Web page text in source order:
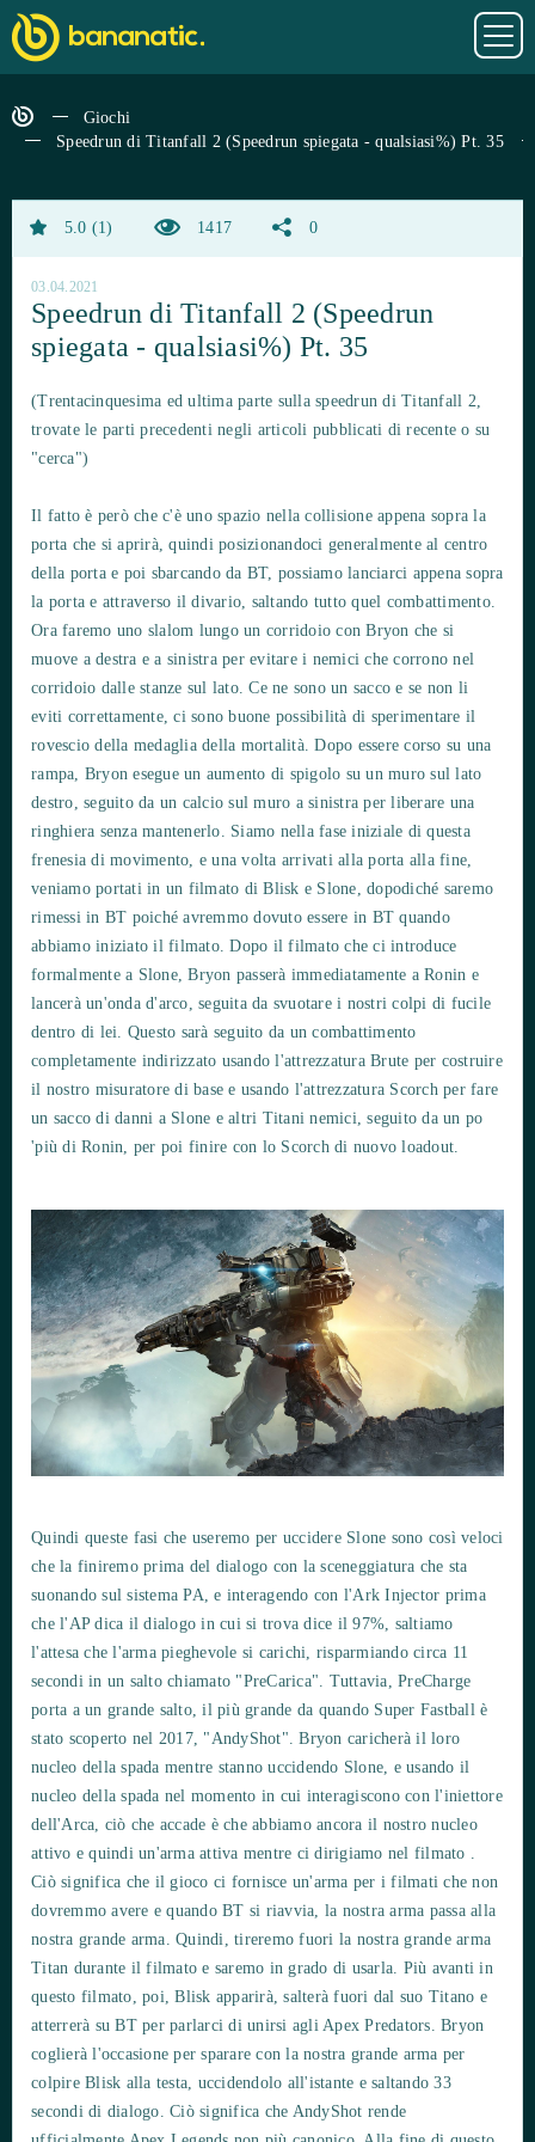
Giochi
Speedrun di Titanfall 2 (Speedrun spiegata - qualsiasi%) Pt. 35
5.0 1 1417 0
03.04.2021
Speedrun di Titanfall 2 (Speedrun
spiegata - qualsiasi%) Pt. 35
(Trentacinquesima ed ultima parte sulla speedrun di Titanfall 2,
trovate le parti precedenti negli articoli pubblicati di recente o su
"cerca")
Il fatto è però che c'è uno spazio nella collisione appena sopra la
porta che si aprirà, quindi posizionandoci generalmente al centro
della porta e poi sbarcando da BT, possiamo lanciarci appena sopra
la porta e attraverso il divario, saltando tutto quel combattimento.
Ora faremo uno slalom lungo un corridoio con Bryon che si
muove a destra e a sinistra per evitare i nemici che corrono nel
corridoio dalle stanze sul lato. Ce ne sono un sacco e se non li
eviti correttamente, ci sono buone possibilità di sperimentare il
rovescio della medaglia della mortalità. Dopo essere corso su una
rampa, Bryon esegue un aumento di spigolo su un muro sul lato
destro, seguito da un calcio sul muro a sinistra per liberare una
ringhiera senza mantenerlo. Siamo nella fase iniziale di questa
frenesia di movimento, e una volta arrivati ​​alla porta alla fine,
veniamo portati in un filmato di Blisk e Slone, dopodiché saremo
rimessi in BT poiché avremmo dovuto essere in BT quando
abbiamo iniziato il filmato. Dopo il filmato che ci introduce
formalmente a Slone, Bryon passerà immediatamente a Ronin e
lancerà un'onda d'arco, seguita da svuotare i nostri colpi di fucile
dentro di lei. Questo sarà seguito da un combattimento
completamente indirizzato usando l'attrezzatura Brute per costruire
il nostro misuratore di base e usando l'attrezzatura Scorch per fare
un sacco di danni a Slone e altri Titani nemici, seguito da un po
'più di Ronin, per poi finire con lo Scorch di nuovo loadout.
Quindi queste fasi che useremo per uccidere Slone sono così veloci
che la finiremo prima del dialogo con la sceneggiatura che sta
suonando sul sistema PA, e interagendo con l'Ark Injector prima
che l'AP dica il dialogo in cui si trova dice il 97%, saltiamo
l'attesa che l'arma pieghevole si carichi, risparmiando circa 11
secondi in un salto chiamato "PreCarica". Tuttavia, PreCharge
porta a un grande salto, il più grande da quando Super Fastball è
stato scoperto nel 2017, "AndyShot". Bryon caricherà il loro
nucleo della spada mentre stanno uccidendo Slone, e usando il
nucleo della spada nel momento in cui interagiscono con l'iniettore
dell'Arca, ciò che accade è che abbiamo ancora il nostro nucleo
attivo e quindi un'arma attiva mentre ci dirigiamo nel filmato .
Ciò significa che il gioco ci fornisce un'arma per i filmati che non
dovremmo avere e quando BT si riavvia, la nostra arma passa alla
nostra grande arma. Quindi, tireremo fuori la nostra grande arma
Titan durante il filmato e saremo in grado di usarla. Più avanti in
questo filmato, poi, Blisk apparirà, salterà fuori dal suo Titano e
atterrerà su BT per parlarci di unirsi agli Apex Predators. Bryon
coglierà l'occasione per sparare con la nostra grande arma per
colpire Blisk alla testa, uccidendolo all'istante e saltando 33
secondi di dialogo. Ciò significa che AndyShot rende